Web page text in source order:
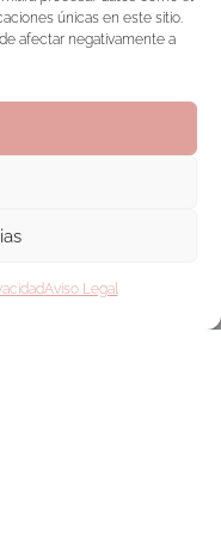
únicas en este sitio.
afectar negativamente a
Aviso Legal
cada día. Sin